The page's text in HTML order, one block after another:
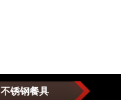
不锈钢餐具